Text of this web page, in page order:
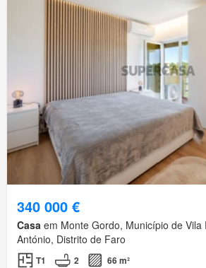
340 000 €
Casa em Monte Gordo, Município de Vila
António, Distrito de Faro
T1 2 66 m²